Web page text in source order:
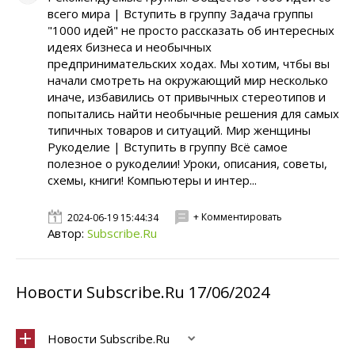
всего мира | Вступить в группу Задача группы
"1000 идей" не просто рассказать об интересных
идеях бизнеса и необычных
предпринимательских ходах. Мы хотим, чтбы вы
начали смотреть на окружающий мир несколько
иначе, избавились от привычных стереотипов и
попытались найти необычные решения для самых
типичных товаров и ситуаций. Мир женщины
Рукоделие | Вступить в группу Всё самое
полезное о рукоделии! Уроки, описания, советы,
схемы, книги! Компьютеры и интер...
2024-06-19 15:44:34 + Комментировать
Автор: Subscribe.Ru
Новости Subscribe.Ru 17/06/2024
Новости Subscribe.Ru